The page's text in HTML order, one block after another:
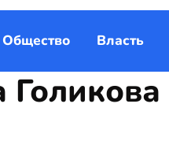
Общество Власть
Голикова